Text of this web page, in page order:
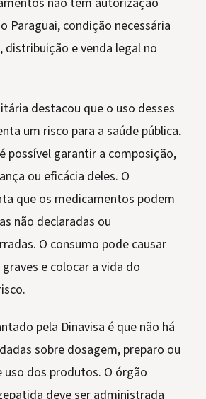
Paraguai, condição necessária
e venda legal no
destacou que o uso desses
um risco para a saúde pública.
possível garantir a composição,
ou eficácia deles. O
que os medicamentos podem
não declaradas ou
O consumo pode causar
e colocar a vida do
pela Dinavisa é que não há
sobre dosagem, preparo ou
dos produtos. O órgão
deve ser administrada